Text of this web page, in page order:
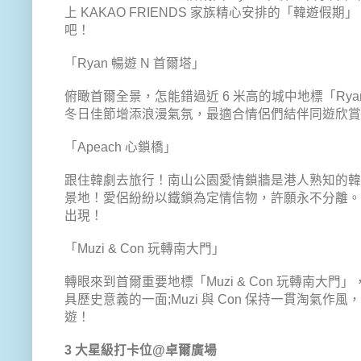
上 KAKAO FRIENDS 家族精心安排的「韓遊假期
吧！
「Ryan 暢遊 N 首爾塔」
俯瞰首爾全景，怎能錯過近 6 米高的城中地標「
冬日佳節增添浪漫氣氛，最適合情侶們結伴同遊欣
「Apeach 心鎖橋」
跟住韓劇去旅行！南山公園愛情鎖牆是港人熟知的
景地！愛侶紛紛以鐵鎖為定情信物，許願永不分離
出現！
「Muzi & Con 玩轉南大門」
轉眼來到首爾重要地標「Muzi & Con 玩轉南大門
具歷史意義的一面;Muzi 與 Con 保持一貫淘氣作風
遊！
3 大星級打卡位@卓爾廣場